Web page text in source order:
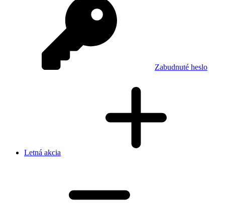
Zabudnuté heslo
Letná akcia